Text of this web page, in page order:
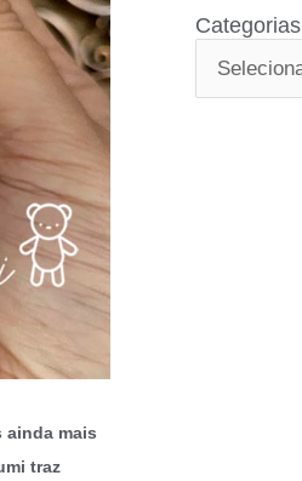
ainda mais
traz
Categorias